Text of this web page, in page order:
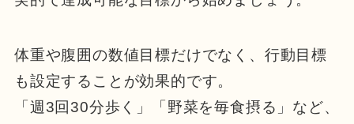
体重や腹囲の数値目標だけでなく、行動目標
も設定することが効果的です。
「週3回30分歩く」「野菜を毎食摂る」など、